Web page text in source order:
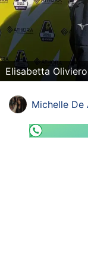
Altri Sport
Formula 1
Tennis
Vela
SHOP LAZIO
Elisabetta
Michelle De